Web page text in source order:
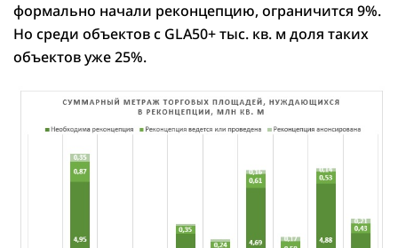
формально начали реконцепцию, ограничится 9%.
Но среди объектов с GLA50+ тыс. кв. м доля таких
объектов уже 25%.